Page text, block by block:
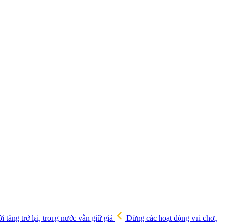
tăng trở lại, trong nước vẫn giữ giá
Dừng các hoạt động vui chơi,